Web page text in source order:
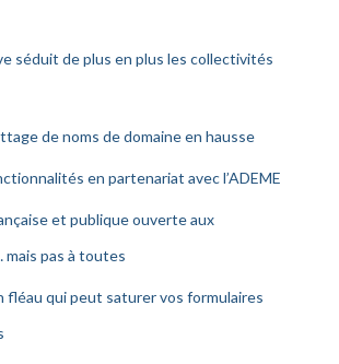
séduit de plus en plus les collectivités
de noms de domaine en hausse
en partenariat avec l’ADEME
et publique ouverte aux
pas à toutes
fléau qui peut saturer vos formulaires